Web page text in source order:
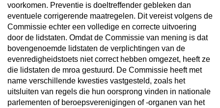
voorkomen. Preventie is doeltreffender gebleken dan
eventuele corrigerende maatregelen. Dit vereist volgens de
Commissie echter een volledige en correcte uitvoering
door de lidstaten. Omdat de Commissie van mening is dat
bovengenoemde lidstaten de verplichtingen van de
evenredigheidstoets niet correct hebben omgezet, heeft ze
die lidstaten de mroa gestuurd. De Commissie heeft met
name verschillende kwesties vastgesteld, zoals het
uitsluiten van regels die hun oorsprong vinden in nationale
parlementen of beroepsverenigingen of -organen van het